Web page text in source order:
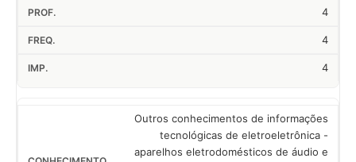
4
4
4
Outros conhecimentos de informações
tecnológicas de eletroeletrônica -
aparelhos eletrodomésticos de áudio e